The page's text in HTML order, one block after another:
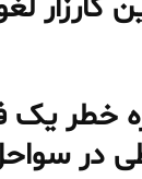
کارزار
خطر یک
در